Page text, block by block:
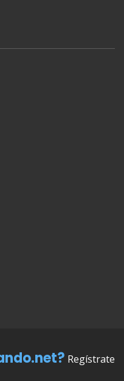
Regístrate